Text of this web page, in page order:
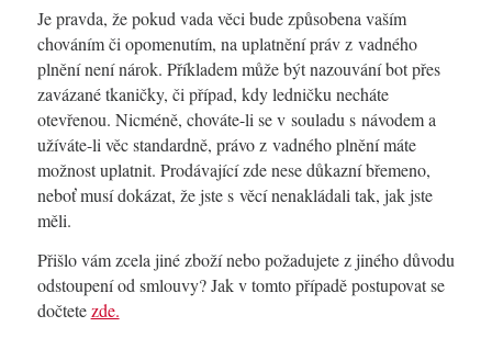
Je pravda, že pokud vada věci bude způsobena vaším
chováním či opomenutím, na uplatnění práv z vadného
plnění není nárok. Příkladem může být nazouvání bot přes
zavázané tkaničky, či případ, kdy ledničku necháte
otevřenou. Nicméně, chováte-li se v souladu s návodem a
užíváte-li věc standardně, právo z vadného plnění máte
možnost uplatnit. Prodávající zde nese důkazní břemeno,
neboť musí dokázat, že jste s věcí nenakládali tak, jak jste
měli.
Přišlo vám zcela jiné zboží nebo požadujete z jiného důvodu
odstoupení od smlouvy? Jak v tomto případě postupovat se
dočtetezde.